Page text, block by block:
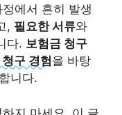
에서 흔히 발생
, 필요한 서류와
다. 보험금 청구
구 경험을 바탕
니다.